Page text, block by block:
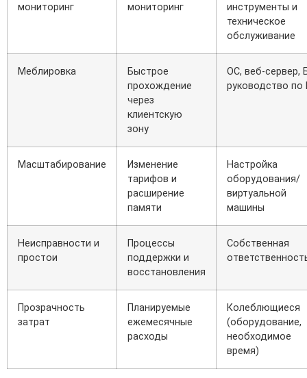
мониторинг
мониторинг
инструменты и
техническое
обслуживание
Меблировка
Быстрое
прохождение
через
клиентскую
зону
ОС, веб-сервер,
руководство по
Масштабирование
Изменение
тарифов и
расширение
памяти
Настройка
оборудования/
виртуальной
машины
Неисправности и
простои
Процессы
поддержки и
восстановления
Собственная
Прозрачность
затрат
Планируемые
ежемесячные
расходы
Колеблющиеся
(оборудование,
необходимое
время)